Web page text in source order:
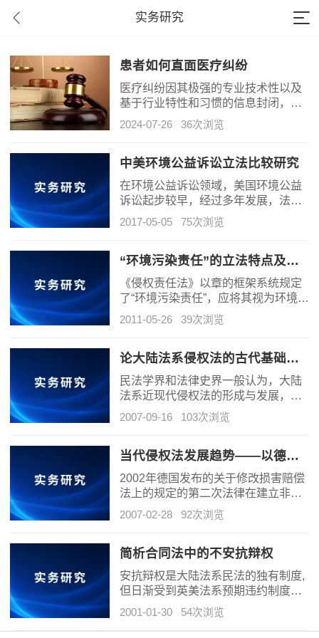
实务研究
患者如何直面医疗纠纷
医疗纠纷因其极强的专业技术性以及
基于行业特性和习惯的信息封闭，使
患者的维权行动充满了困难，
2024-07-26 36次浏览
中美环境公益诉讼立法比较研究
在环境公益诉讼领域，美国环境公益
诉讼起步较早，经过多年发展，法律
体系相对完备，政策制定技术娴熟，
一直是环境公益诉讼领域的推动者。
2017-05-05 75次浏览
“环境污染责任”的立法特点及配套机制之完善
《侵权责任法》以章的框架系统规定
了“环境污染责任”，应将其视为环境侵
权责任的一般立法地位。它不仅明确
了无过错归责原则、因果关系举证责
自身遭受损害的民事责任救济制度。
为落实环境污染责任的实效，应建立
环境公益诉讼和环境损害责任保险等
相关配套机制。
2011-05-26 39次浏览
论大陆法系侵权法的古代基础——以古罗马阿奎利亚法为视角
民法学界和法律史界一般认为，大陆
法系近现代侵权法的形成与发展，以
１９世纪初法国民法典的诞生为标
志。
2007-09-16 103次浏览
当代侵权法发展趋势——以德国侵权法的变革为视角
2002年德国发布的关于修改损害赔偿
法上的规定的第二次法律在建立非物
质损害赔偿制度、增加侵权损害赔偿
数额、扩大药品生产商和医药管理机
事故中的地位、加大机动车保管人责
任、排除虚拟损害赔偿金等方面进行
了富有探索性的尝试。
2007-02-28 92次浏览
简析合同法中的不安抗辩权
安抗辩权是大陆法系民法的独有制度,
但日渐受到英美法系预期违约制度的
影响。我国合同法关于不安抗辩权的
规定充分反映了这一趋势。本文谨就
传统不安抗辩权理论及我国合同法有
2001-01-30 54次浏览